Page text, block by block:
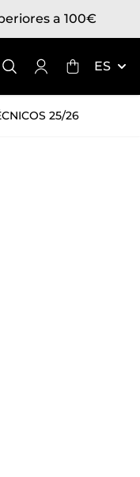
a 100€
Toggle
ES
25/26